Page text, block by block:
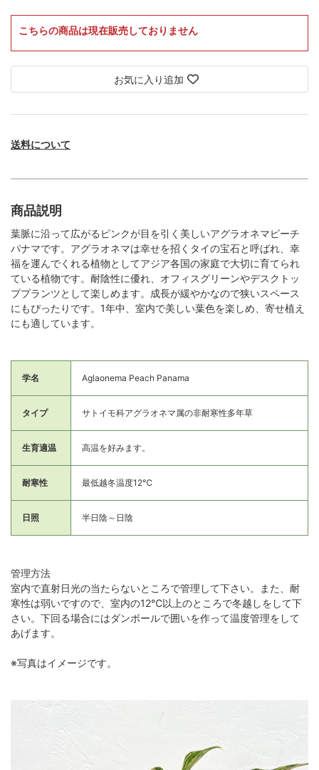
こちらの商品は現在販売しておりません
お気に入り追加
送料について
商品説明
葉脈に沿って広がるピンクが目を引く美しいアグラオネマピーチ
パナマです。アグラオネマは幸せを招くタイの宝石と呼ばれ、幸
福を運んでくれる植物としてアジア各国の家庭で大切に育てられ
ている植物です。耐陰性に優れ、オフィスグリーンやデスクトッ
ププランツとして楽しめます。成長が緩やかなので狭いスペース
にもぴったりです。1年中、室内で美しい葉色を楽しめ、寄せ植え
にも適しています。
学名 Aglaonema Peach Panama
タイプ サトイモ科アグラオネマ属の非耐寒性多年草
生育適温 高温を好みます。
耐寒性 最低越冬温度12℃
日照 半日陰～日陰
管理方法
室内で直射日光の当たらないところで管理して下さい。また、耐
寒性は弱いですので、室内の12℃以上のところで冬越しをして下
さい。下回る場合にはダンボールで囲いを作って温度管理をして
あげます。
※写真はイメージです。